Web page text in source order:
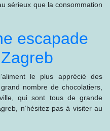
sérieux que la consommation
escapade
le plus apprécié des
nombre de chocolatiers,
qui sont tous de grande
n’hésitez pas à visiter au